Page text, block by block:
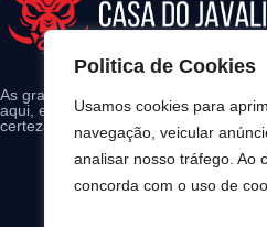
Politica de Cookies
Usamos cookies para
navegação, veicular
analisar nosso tráfego. Ao
concorda com o uso de
As grandes marcas do mercado estão
aqui, escolha seu produto e tenha
certeza da qualidade garantida.